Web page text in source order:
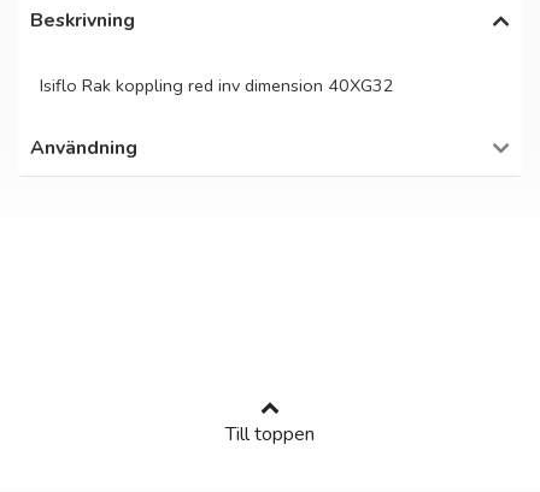
Beskrivning
Isiflo Rak koppling red inv dimension 40XG32
Användning
Till toppen